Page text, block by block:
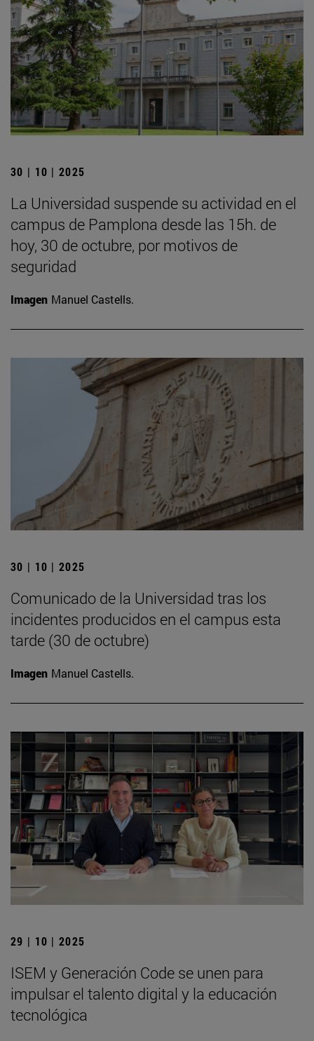
30 | 10 | 2025
La Universidad suspende su actividad en el
campus de Pamplona desde las 15h. de
hoy, 30 de octubre, por motivos de
seguridad
Imagen Manuel Castells.
30 | 10 | 2025
Comunicado de la Universidad tras los
incidentes producidos en el campus esta
tarde (30 de octubre)
Imagen Manuel Castells.
29 | 10 | 2025
ISEM y Generación Code se unen para
impulsar el talento digital y la educación
tecnológica